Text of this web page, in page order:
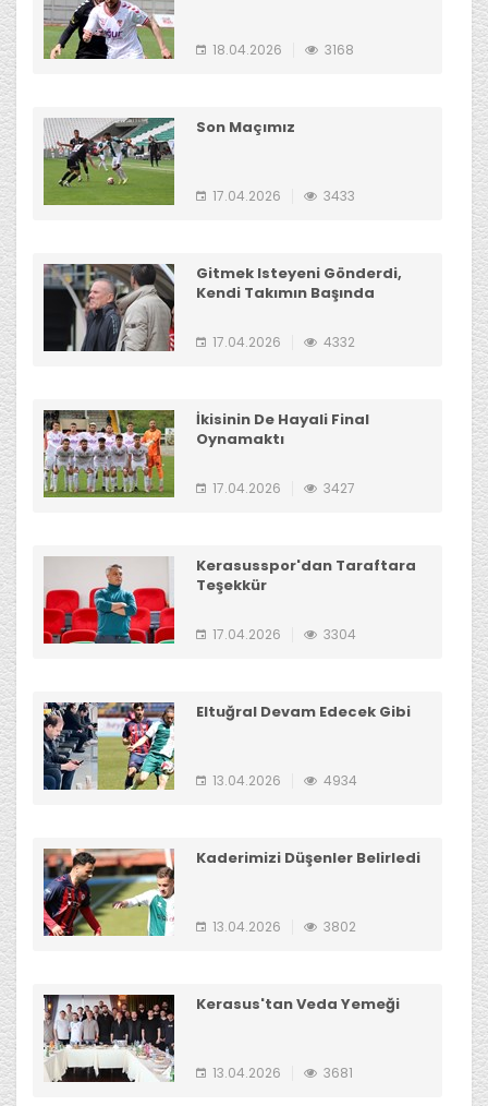
18.04.2026 3168
Son Maçımız
17.04.2026 3433
Gitmek Isteyeni Gönderdi,
Kendi Takımın Başında
17.04.2026 4332
İkisinin De Hayali Final
Oynamaktı
17.04.2026 3427
Kerasusspor'dan Taraftara
Teşekkür
17.04.2026 3304
Eltuğral Devam Edecek Gibi
13.04.2026 4934
Kaderimizi Düşenler Belirledi
13.04.2026 3802
Kerasus'tan Veda Yemeği
13.04.2026 3681